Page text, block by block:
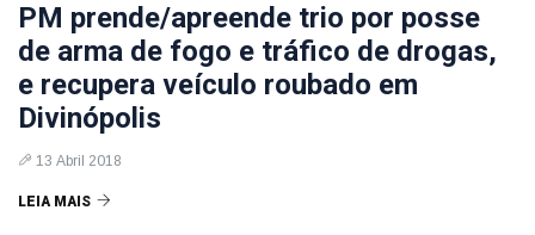
PM prende/apreende trio por posse
de arma de fogo e tráfico de drogas,
e recupera veículo roubado em
Divinópolis
13 Abril 2018
LEIA MAIS